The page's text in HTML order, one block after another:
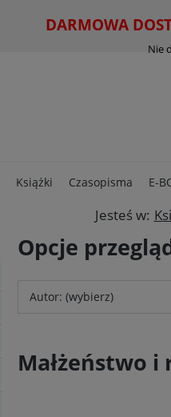
DARMOWA
Nie
Książki Czasopisma E-
Jesteś w:
Opcje
Autor: (wybierz)
Małżeństwo i